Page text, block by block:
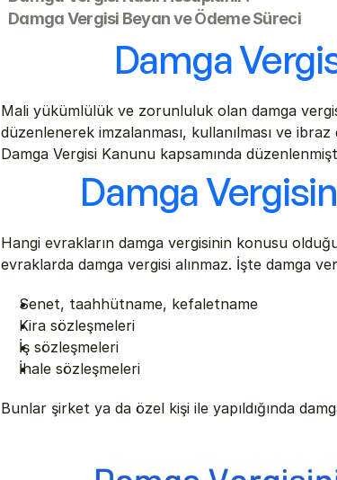
Damga Vergisi Beyan ve Ödeme Süreci
Damga
Mali yükümlülük ve zorunluluk olan damga
düzenlenerek imzalanması, kullanılması ve
Damga Vergisi Kanunu kapsamında
Damga
Hangi evrakların damga vergisinin konusu
evraklarda damga vergisi alınmaz. İşte damga
Senet, taahhütname, kefaletname
Kira sözleşmeleri
İş sözleşmeleri
İhale sözleşmeleri
Bunlar şirket ya da özel kişi ile yapıldığında